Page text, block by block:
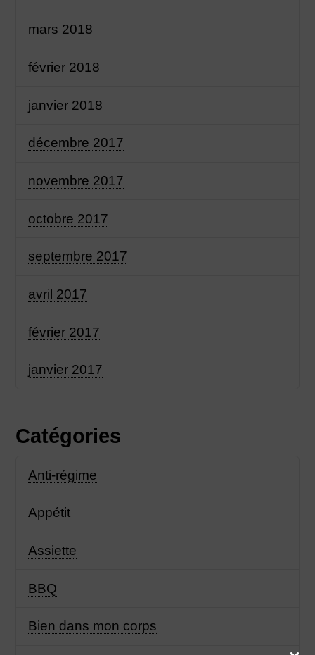
mars 2018
février 2018
janvier 2018
décembre 2017
novembre 2017
octobre 2017
septembre 2017
avril 2017
février 2017
janvier 2017
Catégories
Anti-régime
Appétit
Assiette
BBQ
Bien dans mon corps